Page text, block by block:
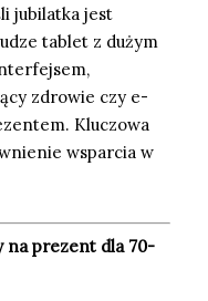
jubilatka jest
tablet z dużym
zdrowie czy e-
Kluczowa
wsparcia w
na prezent dla 70-